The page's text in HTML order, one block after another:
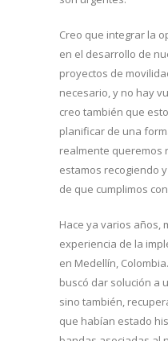
Creo que integrar la
en el desarrollo de
proyectos de
necesario, y no hay
creo también que
planificar de una
realmente queremos
estamos recogiendo
de que cumplimos
Hace ya varios años,
experiencia de la
en Medellín,
buscó dar solución a
sino también,
que habían estado